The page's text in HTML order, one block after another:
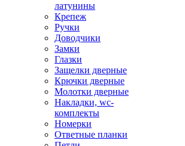
латунины
Крепеж
Ручки
Доводчики
Замки
Глазки
Защелки дверные
Крючки дверные
Молотки дверные
Накладки, wc-
комплекты
Номерки
Ответные планки